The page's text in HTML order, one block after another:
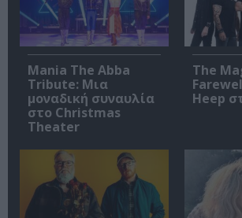
Mania The Abba
Tribute: Μια
μοναδική συναυλία
στο Christmas
Theater
The
Heep